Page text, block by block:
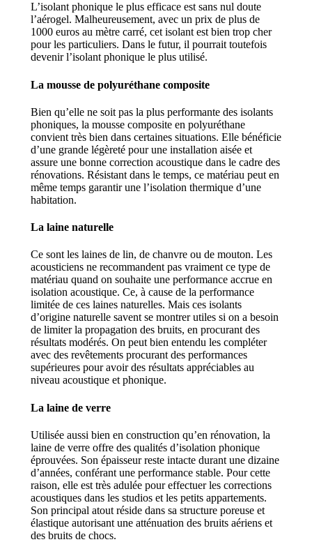
L’isolant phonique le plus efficace est sans nul doute
l’aérogel. Malheureusement, avec un prix de plus de
1000 euros au mètre carré, cet isolant est bien trop cher
pour les particuliers. Dans le futur, il pourrait toutefois
devenir l’isolant phonique le plus utilisé.
La mousse de polyuréthane composite
Bien qu’elle ne soit pas la plus performante des isolants
phoniques, la mousse composite en polyuréthane
convient très bien dans certaines situations. Elle bénéficie
d’une grande légèreté pour une installation aisée et
assure une bonne correction acoustique dans le cadre des
rénovations. Résistant dans le temps, ce matériau peut en
même temps garantir une l’isolation thermique d’une
habitation.
La laine naturelle
Ce sont les laines de lin, de chanvre ou de mouton. Les
acousticiens ne recommandent pas vraiment ce type de
matériau quand on souhaite une performance accrue en
isolation acoustique. Ce, à cause de la performance
limitée de ces laines naturelles. Mais ces isolants
d’origine naturelle savent se montrer utiles si on a besoin
de limiter la propagation des bruits, en procurant des
résultats modérés. On peut bien entendu les compléter
avec des revêtements procurant des performances
supérieures pour avoir des résultats appréciables au
niveau acoustique et phonique.
La laine de verre
Utilisée aussi bien en construction qu’en rénovation, la
laine de verre offre des qualités d’isolation phonique
éprouvées. Son épaisseur reste intacte durant une dizaine
d’années, conférant une performance stable. Pour cette
raison, elle est très adulée pour effectuer les corrections
acoustiques dans les studios et les petits appartements.
Son principal atout réside dans sa structure poreuse et
élastique autorisant une atténuation des bruits aériens et
des bruits de chocs.